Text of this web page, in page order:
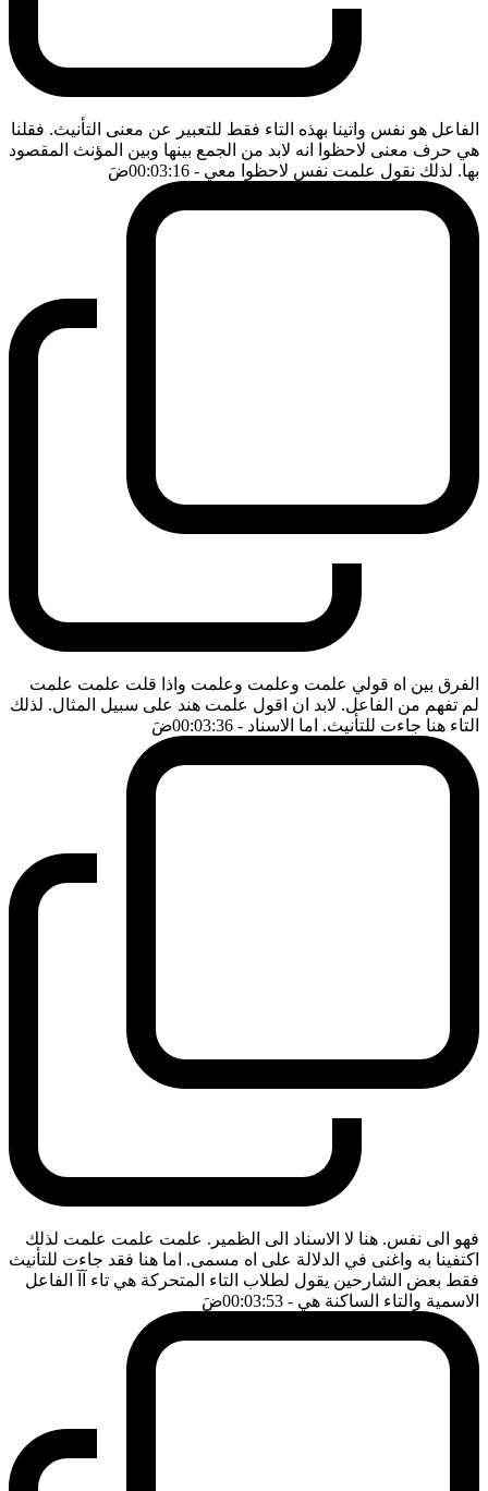
الفاعل هو نفس واتينا بهذه التاء فقط للتعبير عن معنى التأنيث. فقلنا
هي حرف معنى لاحظوا انه لابد من الجمع بينها وبين المؤنث المقصود
بها. لذلك نقول علمت نفس لاحظوا معي - 00:03:16 ضَ
الفرق بين اه قولي علمت وعلمت وعلمت واذا قلت علمت علمت
لم تفهم من الفاعل. لابد ان اقول علمت هند على سبيل المثال. لذلك
التاء هنا جاءت للتأنيث. اما الاسناد - 00:03:36 ضَ
فهو الى نفس. هنا لا الاسناد الى الظمير. علمت علمت علمت لذلك
اكتفينا به واغنى في الدلالة على اه مسمى. اما هنا فقد جاءت للتأنيث
فقط بعض الشارحين يقول لطلاب التاء المتحركة هي تاء آآ الفاعل
الاسمية والتاء الساكنة هي - 00:03:53 ضَ